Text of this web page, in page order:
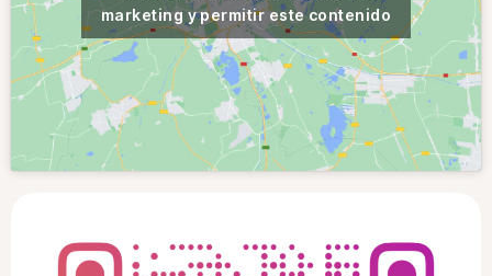
marketing y permitir este contenido